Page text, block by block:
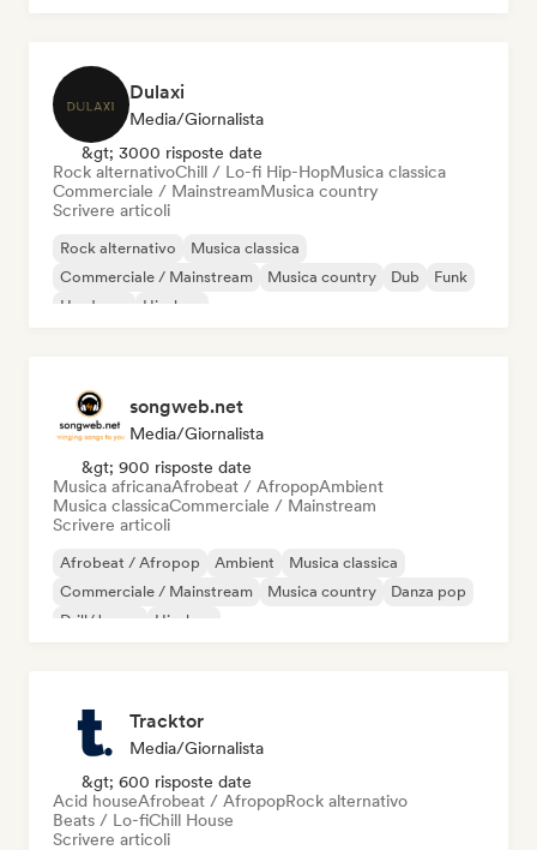
Dulaxi
Media/Giornalista
&gt; 3000 risposte date
Rock alternativoChill / Lo-fi Hip-HopMusica classica
Commerciale / MainstreamMusica country
Scrivere articoli
Rock alternativo
Musica classica
Commerciale / Mainstream
Musica country Dub
Funk
Hardcore
Hip-hop
songweb.net
Media/Giornalista
&gt; 900 risposte date
Musica africanaAfrobeat / AfropopAmbient
Musica classicaCommerciale / Mainstream
Scrivere articoli
Afrobeat / Afropop Ambient
Musica classica
Commerciale / Mainstream
Musica country
Danza pop
Drill/Jersey
Hip-hop
Tracktor
Media/Giornalista
&gt; 600 risposte date
Acid houseAfrobeat / AfropopRock alternativo
Beats / Lo-fiChill House
Scrivere articoli